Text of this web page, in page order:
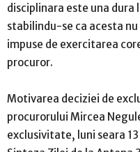
disciplinara este una dura
stabilindu-se ca acesta
impuse de exercitarea
procuror.
Motivarea deciziei de
procurorului Mircea
exclusivitate, luni seara